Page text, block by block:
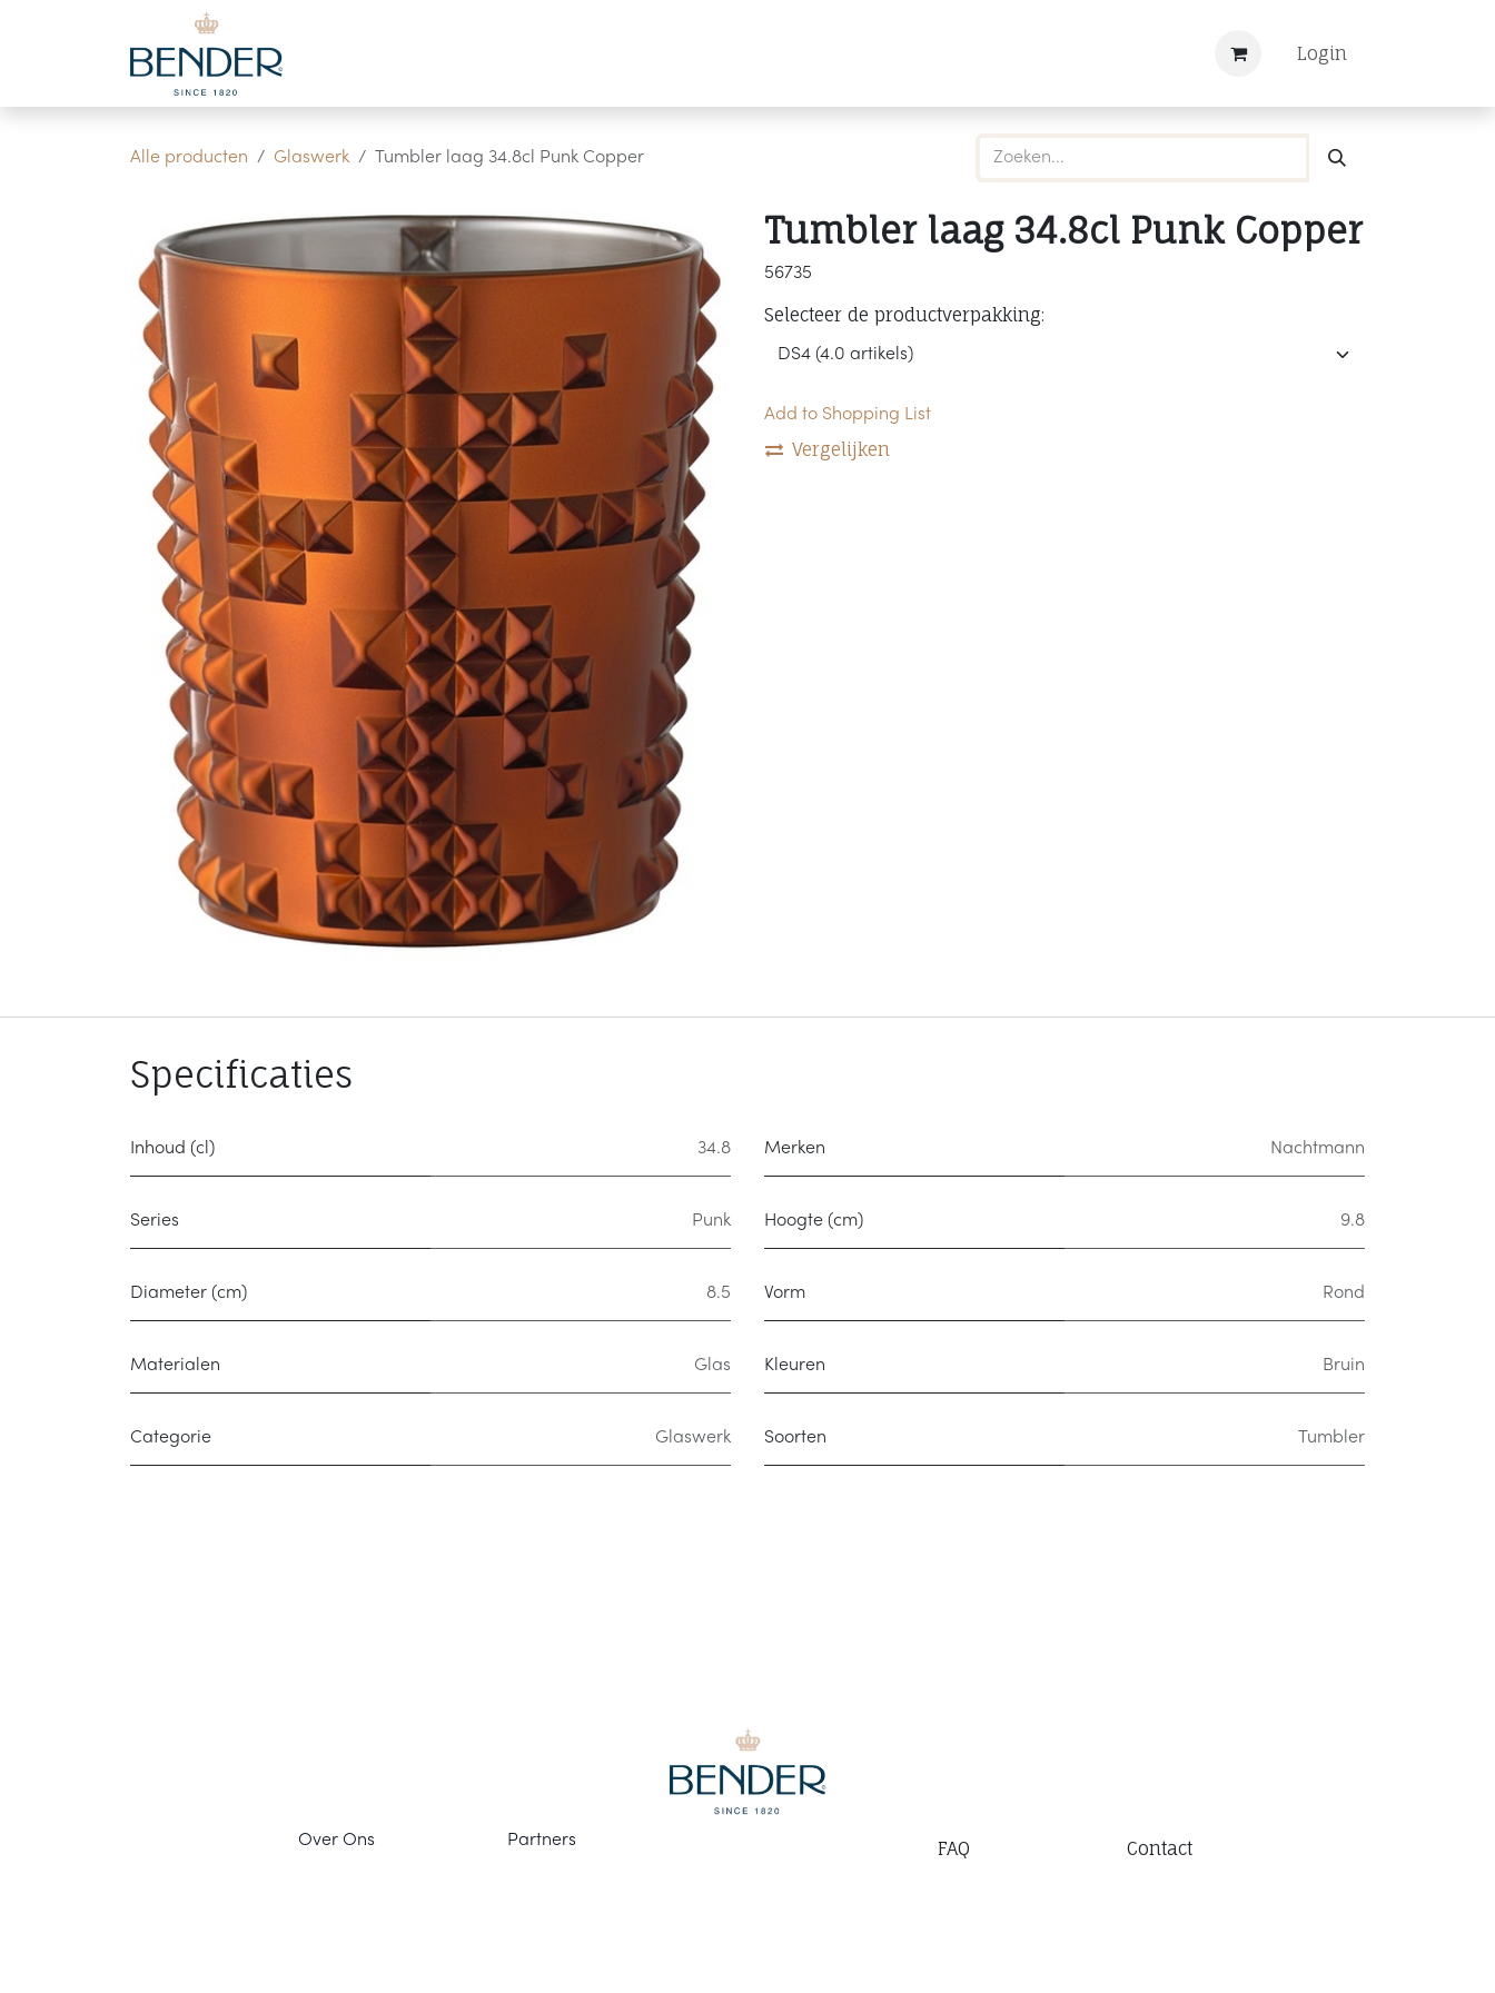
Overslaan naar inhoud
Login
Alle producten Glaswerk Tumbler laag 34.8cl Punk Copper
Tumbler laag 34.8cl Punk Copper
56735
Selecteer de productverpakking:
Add to Shopping List
Vergelijken
Specificaties
Inhoud (cl) 34.8 Merken Nachtmann
Series Punk Hoogte (cm) 9.8
Diameter (cm) 8.5 Vorm Rond
Materialen Glas Kleuren Bruin
Categorie Glaswerk Soorten Tumbler
Contact
Partners
Over Ons FAQ